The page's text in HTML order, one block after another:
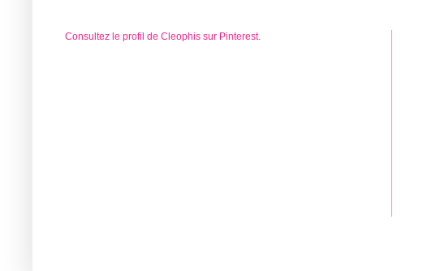
Consultez le profil de Cleophis sur Pinterest.